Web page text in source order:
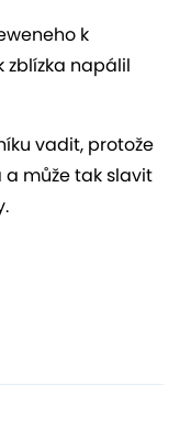
k
zblízka napálil
vadit, protože
může tak slavit